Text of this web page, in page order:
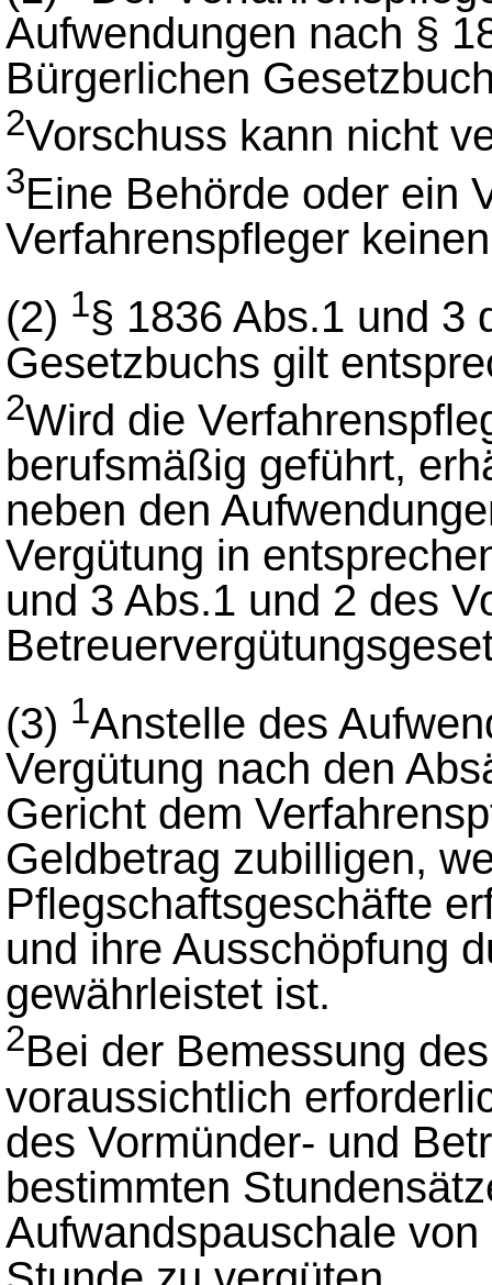
Aufwendungen nach §
Bürgerlichen
2Vorschuss kann nicht
3Eine Behörde oder ein
Verfahrenspfleger
(2) 1§ 1836 Abs.1 und 3
Gesetzbuchs gilt
2Wird die
berufsmäßig geführt,
neben den
Vergütung in
und 3 Abs.1 und 2 des
(3) 1Anstelle des
Vergütung nach den
Gericht dem
Geldbetrag zubilligen,
Pflegschaftsgeschäfte
und ihre Ausschöpfung
gewährleistet ist.
2Bei der Bemessung
voraussichtlich
des Vormünder- und
bestimmten
Aufwandspauschale